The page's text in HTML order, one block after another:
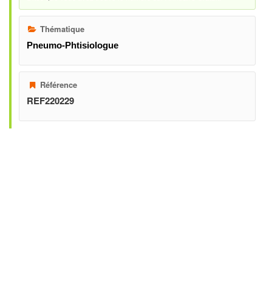
Thématique
Pneumo-Phtisiologue
Référence
REF220229